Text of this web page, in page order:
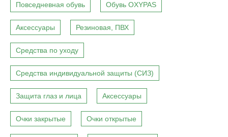
Повседневная обувь Обувь OXYPAS
Аксессуары Резиновая, ПВХ
Средства по уходу
Средства индивидуальной защиты (СИЗ)
Защита глаз и лица Аксессуары
Очки закрытые Очки открытые